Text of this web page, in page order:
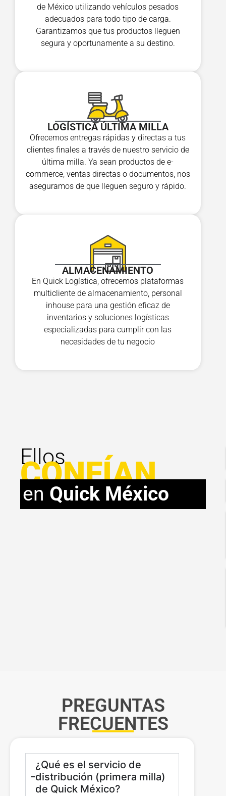
de México utilizando vehículos pesados
adecuados para todo tipo de carga.
Garantizamos que tus productos lleguen
segura y oportunamente a su destino.
LOGÍSTICA ÚLTIMA MILLA
Ofrecemos entregas rápidas y directas a tus
clientes finales a través de nuestro servicio de
última milla. Ya sean productos de e-
commerce, ventas directas o documentos, nos
aseguramos de que lleguen seguro y rápido.
ALMACENAMIENTO
En Quick Logística, ofrecemos plataformas
multicliente de almacenamiento, personal
inhouse para una gestión eficaz de
inventarios y soluciones logísticas
especializadas para cumplir con las
necesidades de tu negocio
Ellos
CONFÍAN
en Quick México
PREGUNTAS
FRECUENTES
¿Qué es el servicio de
distribución (primera milla)
de Quick México?